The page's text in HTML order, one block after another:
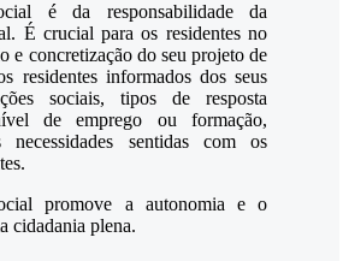
é da responsabilidade da
É crucial para os residentes no
e concretização do seu projeto de
residentes informados dos seus
sociais, tipos de resposta
de emprego ou formação,
necessidades sentidas com os
promove a autonomia e o
cidadania plena.